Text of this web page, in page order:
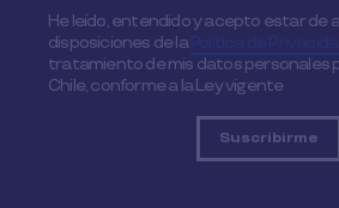
He leído, entendido y acepto estar de
disposiciones de laPolítica de
tratamiento de mis datos personales
Chile, conforme a la Ley vigente